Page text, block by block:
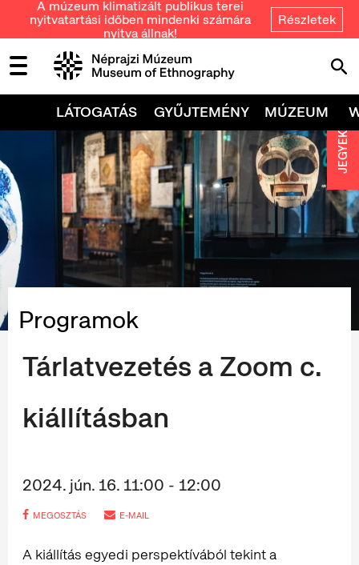
A múzeum klimatizált publikus terei
nyitvatartási időben mindenki számára
nyitva állnak!
Részletek
LÁTOGATÁS GYŰJTEMÉNY MÚZEUM
Programok
Tárlatvezetés a Zoom c.
kiállításban
2024. jún. 16. 11:00 - 12:00
MEGOSZTÁS E-MAIL
A kiállítás egyedi perspektívából tekint a
JEGYEK